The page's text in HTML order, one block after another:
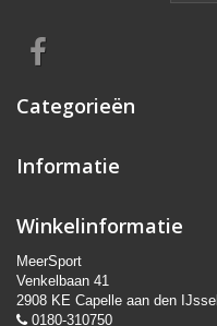
Categorieën
Informatie
Winkelinformatie
MeerSport
Venkelbaan 41
2908 KE Capelle aan den IJssel
0180-310750